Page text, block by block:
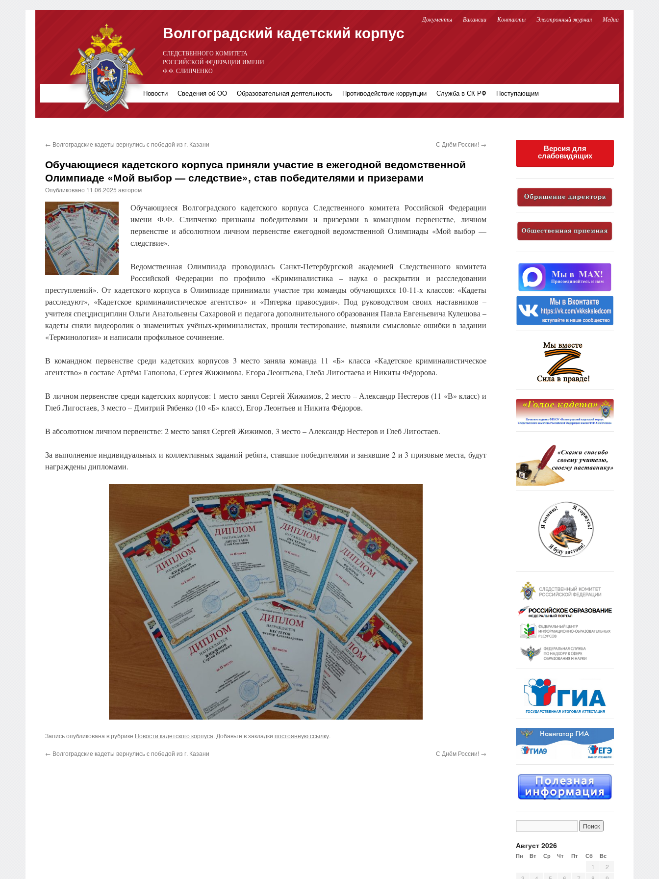
Документы Вакансии Контакты Электронный журнал Медиа
Волгоградский кадетский корпус
СЛЕДСТВЕННОГО КОМИТЕТА
РОССИЙСКОЙ ФЕДЕРАЦИИ ИМЕНИ
Ф.Ф. СЛИПЧЕНКО
Новости Сведения об ОО Образовательная деятельность Противодействие коррупции Служба в СК РФ Поступающим
← Волгоградские кадеты вернулись с победой из г. Казани С Днём России! →
Обучающиеся кадетского корпуса приняли участие в ежегодной ведомственной
Олимпиаде «Мой выбор — следствие», став победителями и призерами
Опубликовано 11.06.2025 автором
Обучающиеся Волгоградского кадетского корпуса Следственного комитета Российской Федерации
имени Ф.Ф. Слипченко признаны победителями и призерами в командном первенстве, личном
первенстве и абсолютном личном первенстве ежегодной ведомственной Олимпиады «Мой выбор —
следствие».
Ведомственная Олимпиада проводилась Санкт-Петербургской академией Следственного комитета
Российской Федерации по профилю «Криминалистика – наука о раскрытии и расследовании
преступлений». От кадетского корпуса в Олимпиаде принимали участие три команды обучающихся 10-11-х классов: «Кадеты
расследуют», «Кадетское криминалистическое агентство» и «Пятерка правосудия». Под руководством своих наставников –
учителя спецдисциплин Ольги Анатольевны Сахаровой и педагога дополнительного образования Павла Евгеньевича Кулешова –
кадеты сняли видеоролик о знаменитых учёных-криминалистах, прошли тестирование, выявили смысловые ошибки в задании
«Терминология» и написали профильное сочинение.
В командном первенстве среди кадетских корпусов 3 место заняла команда 11 «Б» класса «Кадетское криминалистическое
агентство» в составе Артёма Гапонова, Сергея Жижимова, Егора Леонтьева, Глеба Лигостаева и Никиты Фёдорова.
В личном первенстве среди кадетских корпусов: 1 место занял Сергей Жижимов, 2 место – Александр Нестеров (11 «В» класс) и
Глеб Лигостаев, 3 место – Дмитрий Рябенко (10 «Б» класс), Егор Леонтьев и Никита Фёдоров.
В абсолютном личном первенстве: 2 место занял Сергей Жижимов, 3 место – Александр Нестеров и Глеб Лигостаев.
За выполнение индивидуальных и коллективных заданий ребята, ставшие победителями и занявшие 2 и 3 призовые места, будут
награждены дипломами.
Запись опубликована в рубрике Новости кадетского корпуса. Добавьте в закладки постоянную ссылку.
← Волгоградские кадеты вернулись с победой из г. Казани С Днём России! →
Версия для
слабовидящих
Август 2026
Пн Вт Ср Чт Пт Сб Вс
1
2